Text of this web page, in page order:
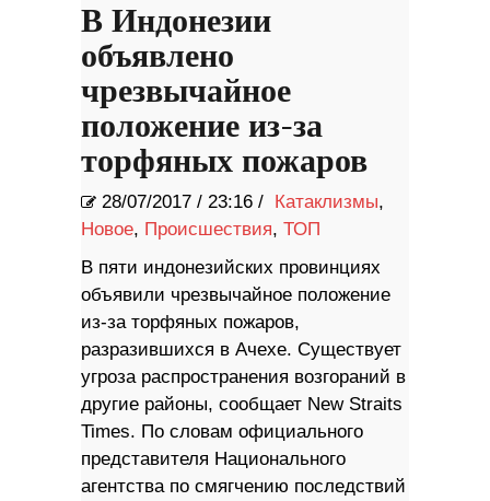
В Индонезии
объявлено
чрезвычайное
положение из-за
торфяных пожаров
28/07/2017 / 23:16 / Катаклизмы,
Новое, Происшествия, ТОП
В пяти индонезийских провинциях
объявили чрезвычайное положение
из-за торфяных пожаров,
разразившихся в Ачехе. Существует
угроза распространения возгораний в
другие районы, сообщает New Straits
Times. По словам официального
представителя Национального
агентства по смягчению последствий